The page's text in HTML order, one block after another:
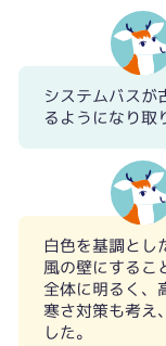
システムバスが
るようになり取
白色を基調とし
風の壁にするこ
全体に明るく、
寒さ対策も考え
した。